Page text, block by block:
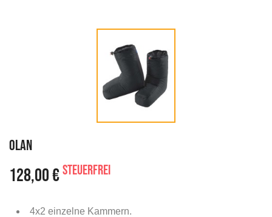
OLAN
128,00 €steuerfrei
4x2 einzelne Kammern.